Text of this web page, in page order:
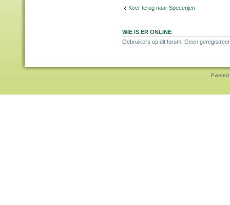
Keer terug naar Specerijen
WIE IS ER ONLINE
Gebruikers op dit forum: Geen